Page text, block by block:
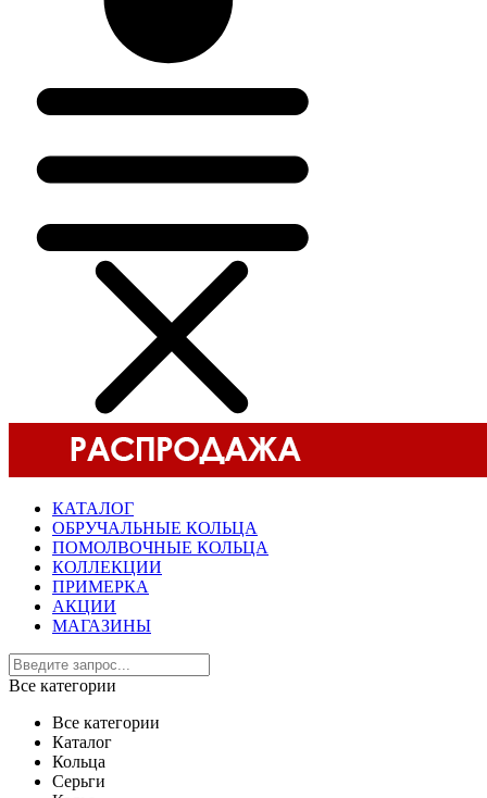
КАТАЛОГ
ОБРУЧАЛЬНЫЕ КОЛЬЦА
ПОМОЛВОЧНЫЕ КОЛЬЦА
КОЛЛЕКЦИИ
ПРИМЕРКА
АКЦИИ
МАГАЗИНЫ
Все категории
Все категории
Каталог
Кольца
Серьги